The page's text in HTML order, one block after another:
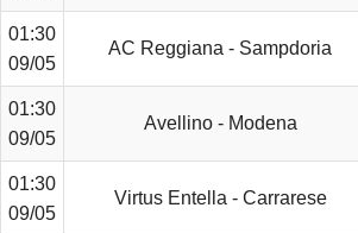
01:30
09/05
AC Reggiana - Sampdoria
01:30
09/05
Avellino - Modena
01:30
09/05
Virtus Entella - Carrarese